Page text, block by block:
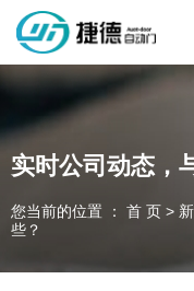
深圳市捷德自动门有限公
制作销售和安装的企业，
为客户量身定制
设计、制作、安装、
实时公司动态，
您当前的位置 ： 首 页 >
些？